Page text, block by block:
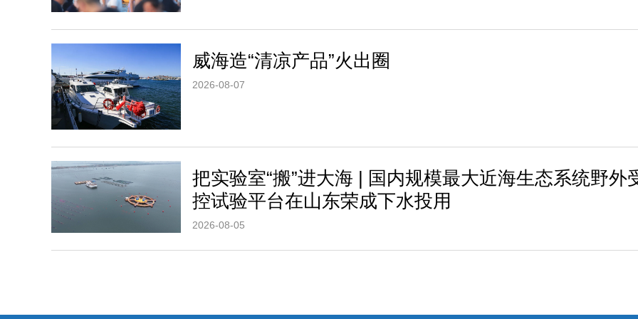
威海造“清凉产品”火出圈
2026-08-07
把实验室“搬”进大海 | 国内规模最大近海生态系统野外
控试验平台在山东荣成下水投用
2026-08-05